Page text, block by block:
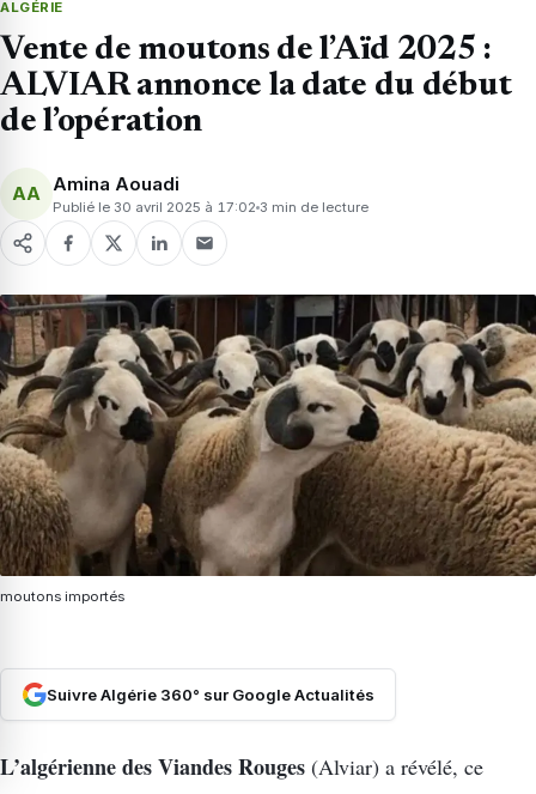
ALGÉRIE
Vente de moutons de l’Aïd 2025 :
ALVIAR annonce la date du début
de l’opération
AA Amina Aouadi
Publié le 30 avril 2025 à 17:02 3 min de lecture
moutons importés
Suivre Algérie 360° sur Google Actualités
L’algérienne des Viandes Rouges (Alviar) a révélé, ce